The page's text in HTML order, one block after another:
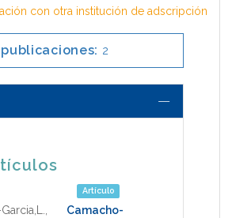
con otra institución de adscripción
2
Artículo
Camacho-